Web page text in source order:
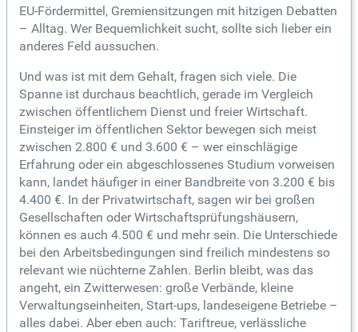
EU-Fördermittel, Gremiensitzungen mit hitzigen Debatten
– Alltag. Wer Bequemlichkeit sucht, sollte sich lieber ein
anderes Feld aussuchen.
Und was ist mit dem Gehalt, fragen sich viele. Die
Spanne ist durchaus beachtlich, gerade im Vergleich
zwischen öffentlichem Dienst und freier Wirtschaft.
Einsteiger im öffentlichen Sektor bewegen sich meist
zwischen 2.800 € und 3.600 € – wer einschlägige
Erfahrung oder ein abgeschlossenes Studium vorweisen
kann, landet häufiger in einer Bandbreite von 3.200 € bis
4.400 €. In der Privatwirtschaft, sagen wir bei großen
Gesellschaften oder Wirtschaftsprüfungshäusern,
können es auch 4.500 € und mehr sein. Die Unterschiede
bei den Arbeitsbedingungen sind freilich mindestens so
relevant wie nüchterne Zahlen. Berlin bleibt, was das
angeht, ein Zwitterwesen: große Verbände, kleine
Verwaltungseinheiten, Start-ups, landeseigene Betriebe –
alles dabei. Aber eben auch: Tariftreue, verlässliche